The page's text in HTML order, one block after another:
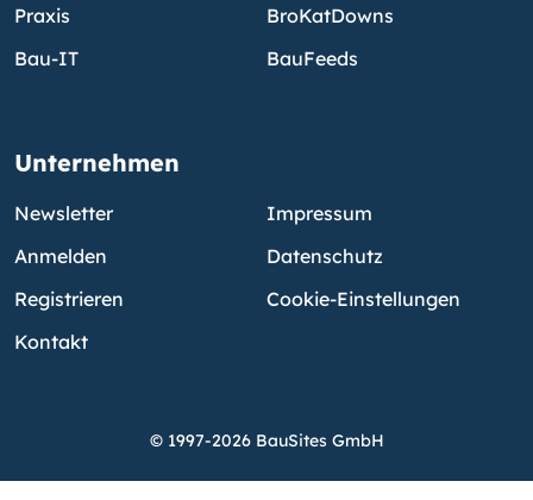
Praxis
Bau-IT
BroKatDowns
BauFeeds
Unternehmen
Newsletter
Anmelden
Registrieren
Kontakt
Impressum
Datenschutz
Cookie-Einstellungen
© 1997-2026 BauSites GmbH